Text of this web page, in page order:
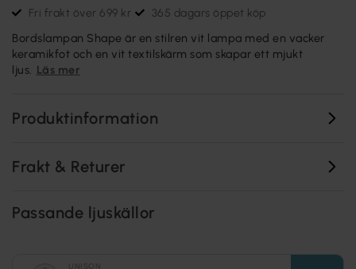
Fri frakt över 699 kr 365 dagars öppet köp
Bordslampan Shape är en stilren vit lampa med en vacker
keramikfot och en vit textilskärm som skapar ett mjukt
ljus. Läs mer
Produktinformation
Frakt & Returer
Passande ljuskällor